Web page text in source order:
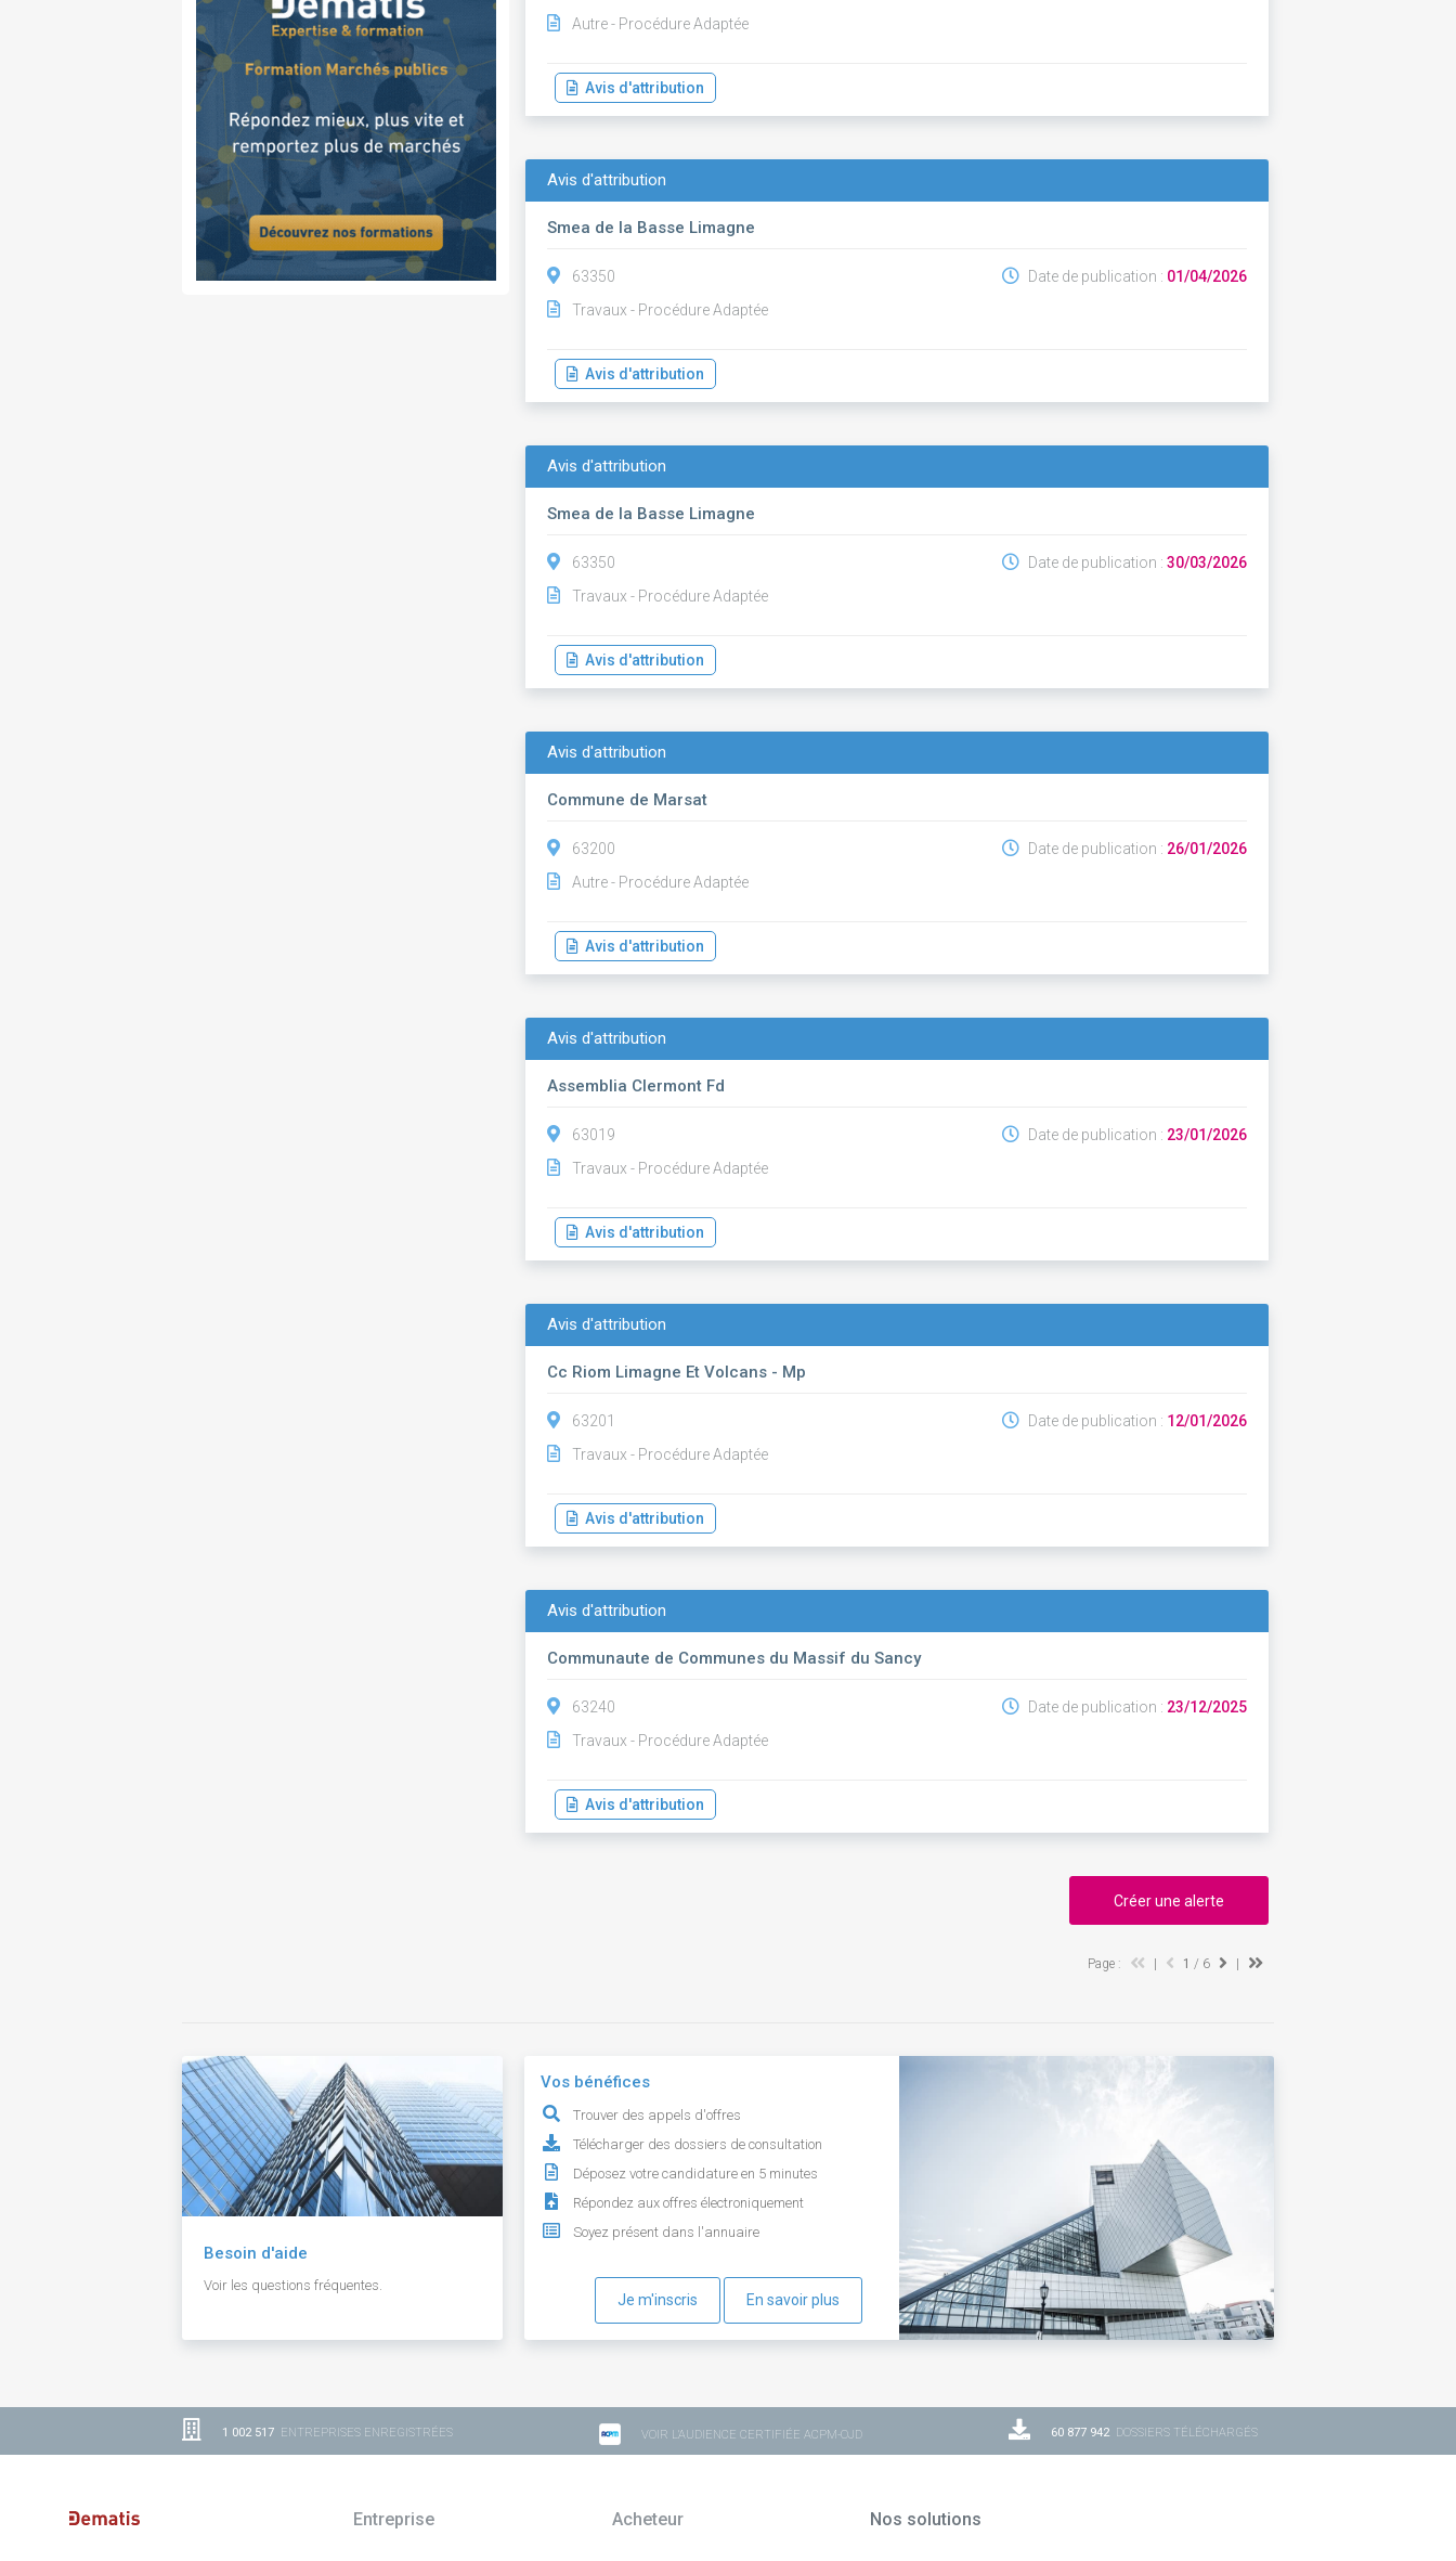
Autre - Procédure Adaptée
Avis d'attribution
Avis d'attribution
Smea de la Basse Limagne
63350
Travaux - Procédure Adaptée
Date de publication : 01/04/2026
Avis d'attribution
Avis d'attribution
Smea de la Basse Limagne
63350
Travaux - Procédure Adaptée
Date de publication : 30/03/2026
Avis d'attribution
Avis d'attribution
Commune de Marsat
63200
Autre - Procédure Adaptée
Date de publication : 26/01/2026
Avis d'attribution
Avis d'attribution
Assemblia Clermont Fd
63019
Travaux - Procédure Adaptée
Date de publication : 23/01/2026
Avis d'attribution
Avis d'attribution
Cc Riom Limagne Et Volcans - Mp
63201
Travaux - Procédure Adaptée
Date de publication : 12/01/2026
Avis d'attribution
Avis d'attribution
Communaute de Communes du Massif du Sancy
63240
Travaux - Procédure Adaptée
Date de publication : 23/12/2025
Avis d'attribution
Créer une alerte
Page : 1 / 6
Besoin d'aide
Voir les questions fréquentes.
Vos bénéfices
Trouver des appels d'offres
Télécharger des dossiers de consultation
Déposez votre candidature en 5 minutes
Répondez aux offres électroniquement
Soyez présent dans l'annuaire
Je m'inscris En savoir plus
1 002 517 ENTREPRISES ENREGISTRÉES VOIR L'AUDIENCE CERTIFIÉE ACPM-OJD 60 877 942DOSSIERS TÉLÉCHARGÉS
Entreprise Acheteur Nos solutions